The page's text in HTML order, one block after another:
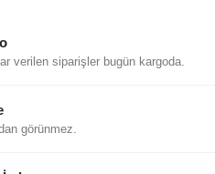
verilen siparişler bugün kargoda.
görünmez.